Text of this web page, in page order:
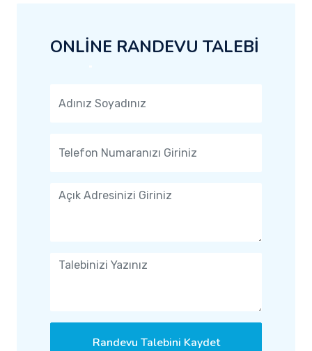
ONLİNE RANDEVU TALEBİ
Randevu Talebini Kaydet